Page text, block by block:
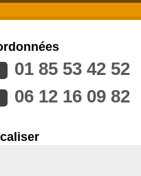
01 85 53 42 52
06 12 16 09 82